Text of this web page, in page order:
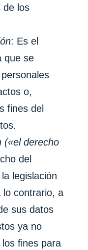
de los
: Es el
que se
o,
fines del
(«el derecho
del
legislación
lo contrario, a
sus datos
ya no
fines para